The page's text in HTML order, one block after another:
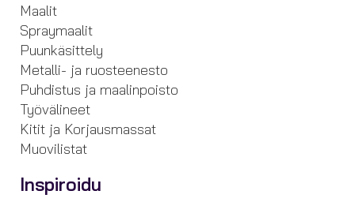
Maalit
Spraymaalit
Puunkäsittely
Metalli- ja ruosteenesto
Puhdistus ja maalinpoisto
Työvälineet
Kitit ja Korjausmassat
Muovilistat
Inspiroidu